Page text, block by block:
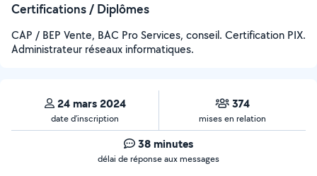
Certifications / Diplômes
CAP / BEP Vente, BAC Pro Services, conseil. Certification PIX.
Administrateur réseaux informatiques.
24 mars 2024
date d’inscription
374
mises en relation
38 minutes
délai de réponse aux messages